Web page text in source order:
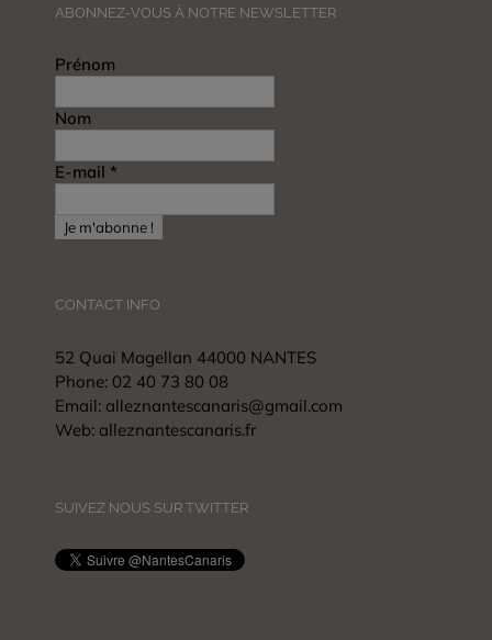
ABONNEZ-VOUS À NOTRE NEWSLETTER
Prénom
Nom
E-mail *
CONTACT INFO
52 Quai Magellan 44000 NANTES
Phone: 02 40 73 80 08
Email: alleznantescanaris@gmail.com
Web: alleznantescanaris.fr
SUIVEZ NOUS SUR TWITTER